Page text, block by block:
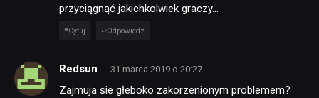
przyciągnąć jakichkolwiek graczy…
Cytuj Odpowiedz
Redsun 31 marca 2019 o 20:27
Zajmuja sie głeboko zakorzenionym problemem?